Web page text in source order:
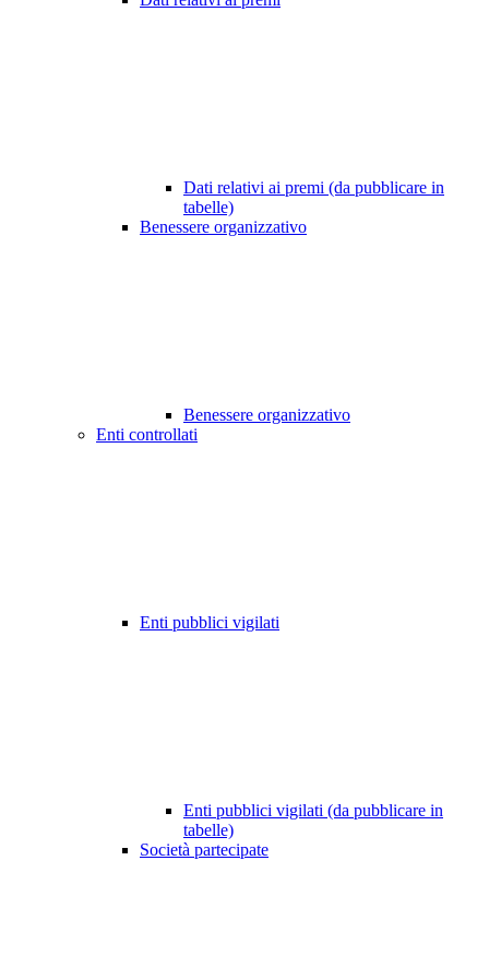
Dati relativi ai premi (da pubblicare in
tabelle)
Benessere organizzativo
Benessere organizzativo
Enti controllati
Enti pubblici vigilati
Enti pubblici vigilati (da pubblicare in
tabelle)
Società partecipate